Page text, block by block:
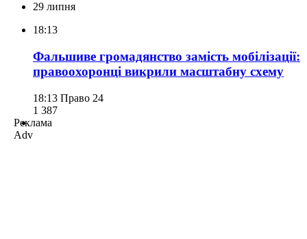
29 липня
18:13
Фальшиве громадянство замість мобілізації:
правоохоронці викрили масштабну схему
18:13 Право 24
1 387
Реклама
Adv